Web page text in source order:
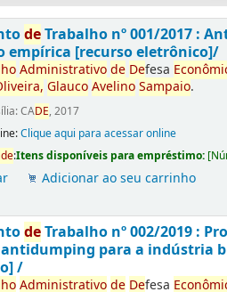
deTrabalho nº 001/2017 :
empírica [recurso eletrônico]/
Administrativode Defesa
GlaucoAvelinoSampaio.
CADE, 2017
Clique aqui para acessar online
de:Itens disponíveis para empréstimo: [
Adicionar ao seu carrinho
deTrabalho nº 002/2019 :
para a indústria
/
Administrativode Defesa